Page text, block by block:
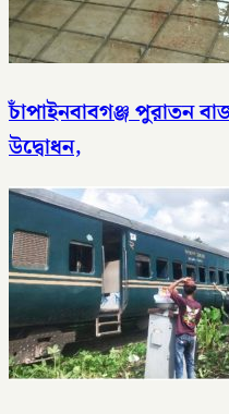
চাঁপাইনবাবগঞ্জ পুরাতন
উদ্বোধন,